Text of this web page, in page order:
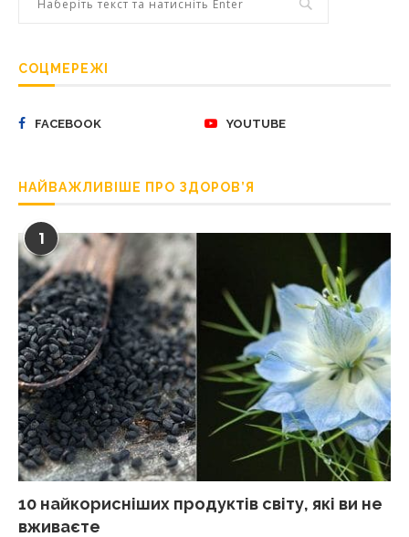
СОЦМЕРЕЖІ
FACEBOOK YOUTUBE
НАЙВАЖЛИВІШЕ ПРО ЗДОРОВ’Я
1
10 найкорисніших продуктів світу, які ви не
вживаєте